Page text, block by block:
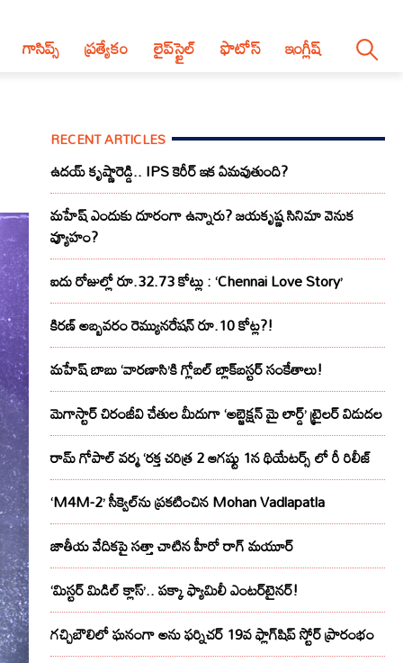
గాసిప్స్ ప్రత్యేకం లైప్‌స్టైల్‌ ఫొటోస్ ఇంగ్లీష్
RECENT ARTICLES
ఉదయ్ కృష్ణారెడ్డి.. IPS కెరీర్ ఇక ఏమవుతుంది?
మహేష్ ఎందుకు దూరంగా ఉన్నారు? జయకృష్ణ సినిమా వెనుక
వ్యూహం?
ఐదు రోజుల్లో రూ.32.73 కోట్లు : ‘Chennai Love Story’
కిరణ్ అబ్బవరం రెమ్యునరేషన్ రూ.10 కోట్ల?!
మహేష్ బాబు ‘వారణాసి’కి గ్లోబల్ బ్లాక్‌బస్టర్ సంకేతాలు!
మెగాస్టార్ చిరంజీవి చేతుల మీదుగా ‘అబ్జెక్ష‌న్ మై లార్డ్‌’ ట్రైల‌ర్ విడుద‌ల
రామ్ గోపాల్ వర్మ ‘రక్త చరిత్ర 2 ఆగష్టు 1న థియేటర్స్ లో రీ రిలీజ్
‘M4M-2’ సీక్వెల్‌ను ప్రకటించిన Mohan Vadlapatla
జాతీయ వేదికపై సత్తా చాటిన హీరో రాగ్ మయూర్‌
‘మిస్టర్ మిడిల్ క్లాస్’.. పక్కా ఫ్యామిలీ ఎంటర్‌టైనర్!
గచ్చిబౌలిలో ఘనంగా అను ఫర్నిచర్ 19వ ఫ్లాగ్‌షిప్ స్టోర్ ప్రారంభం